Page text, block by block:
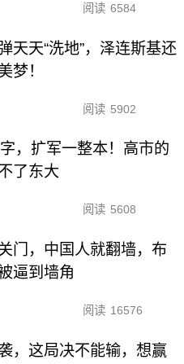
阅读 6584
天天“洗地”，泽连斯基还
梦！
阅读 5902
，扩军一整本！高市的
了东大
阅读 5608
门，中国人就翻墙，布
逼到墙角
阅读 16576
，这局决不能输，想赢